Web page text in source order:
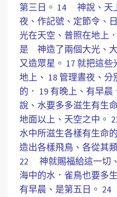
第三日。 14 神說、天
夜、作記號、定節令、
光在天空、普照在地上
是 神造了兩個大光、
又造眾星。 17 就把這
地上、 18 管理晝夜、
的． 19 有晚上、有早
說、水要多多滋生有生
地面以上、天空之中。
水中所滋生各樣有生命
造出各樣飛鳥、各從其
22 神就賜福給這一切
海中的水．雀鳥也要多
有早晨、是第五日。